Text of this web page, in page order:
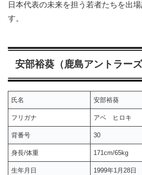
日本代表の未来を担う若者たちを出
す。
安部裕葵（鹿島アントラーズ
氏名 安部裕葵
フリガナ アベ ヒロキ
背番号 30
身長/体重 171cm/65kg
生年月日 1999年1月28日